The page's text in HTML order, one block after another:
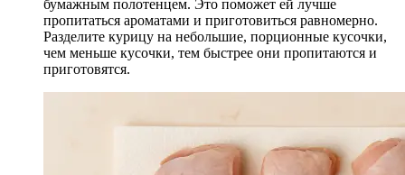
бумажным полотенцем. Это поможет ей лучше
пропитаться ароматами и приготовиться равномерно.
Разделите курицу на небольшие, порционные кусочки,
чем меньше кусочки, тем быстрее они пропитаются и
приготовятся.